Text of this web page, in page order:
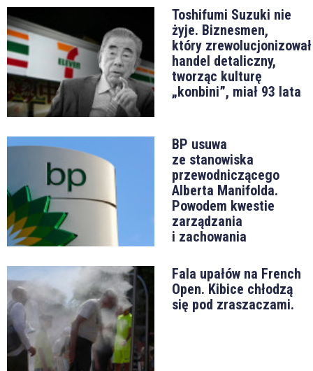
Toshifumi Suzuki nie
żyje. Biznesmen,
który zrewolucjonizował
handel detaliczny,
tworząc kulturę
„konbini”, miał 93 lata
BP usuwa
ze stanowiska
przewodniczącego
Alberta Manifolda.
Powodem kwestie
zarządzania
i zachowania
Fala upałów na French
Open. Kibice chłodzą
się pod zraszaczami.